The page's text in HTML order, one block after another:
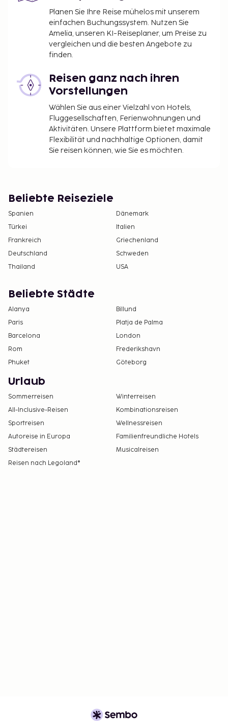
Planen Sie Ihre Reise mühelos mit unserem
einfachen Buchungssystem. Nutzen Sie
Amelia, unseren KI-Reiseplaner, um Preise zu
vergleichen und die besten Angebote zu
finden.
Reisen ganz nach ihren
Vorstellungen
Wählen Sie aus einer Vielzahl von Hotels,
Fluggesellschaften, Ferienwohnungen und
Aktivitäten. Unsere Plattform bietet maximale
Flexibilität und nachhaltige Optionen, damit
Sie reisen können, wie Sie es möchten.
Beliebte Reiseziele
Spanien
Dänemark
Türkei
Italien
Frankreich
Griechenland
Deutschland
Schweden
Thailand
USA
Beliebte Städte
Alanya
Billund
Paris
Platja de Palma
Barcelona
London
Rom
Frederikshavn
Phuket
Göteborg
Urlaub
Sommerreisen
Winterreisen
All-Inclusive-Reisen
Kombinationsreisen
Sportreisen
Wellnessreisen
Autoreise in Europa
Familienfreundliche Hotels
Städtereisen
Musicalreisen
Reisen nach Legoland®